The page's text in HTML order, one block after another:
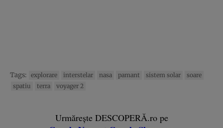
Tags: explorare interstelar nasa pamant sistem solar
soare
spatiu
terra voyager 2
Urmărește DESCOPERĂ.ro pe